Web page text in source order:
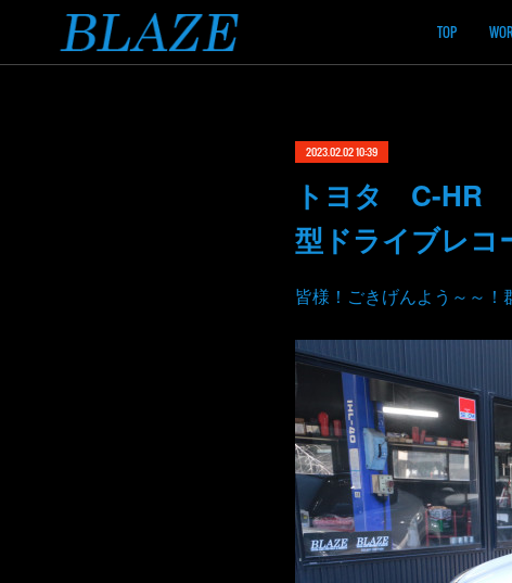
TOP
2023.02.02 10:39
トヨタ C-HR
型ドライブレ
皆様！ごきげんよう～～